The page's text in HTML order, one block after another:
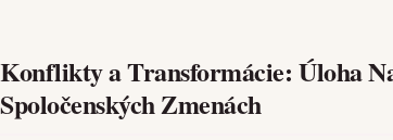
Konflikty a Transformácie: Úloha
Spoločenských Zmenách